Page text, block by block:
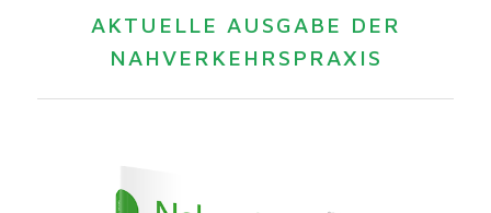
AKTUELLE AUSGABE DER
NAHVERKEHRSPRAXIS